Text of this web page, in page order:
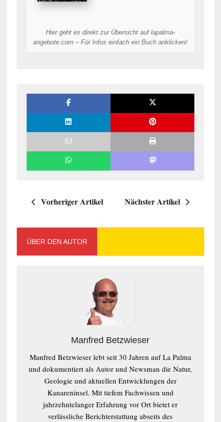
Hier geht es direkt zur Übersicht auf lapalma-
angebote.com – Für Infos einfach ein Buch anklicken!
Vorheriger Artikel Nächster Artikel
ÜBER DEN AUTOR
Manfred Betzwieser
Manfred Betzwieser lebt seit 30 Jahren auf La Palma
und dokumentiert als Autor und Newsman die Natur,
Geologie und aktuellen Entwicklungen der
Kanareninsel. Mit tiefem Fachwissen und
jahrzehntelanger Erfahrung vor Ort bietet er
verlässliche Berichterstattung abseits des